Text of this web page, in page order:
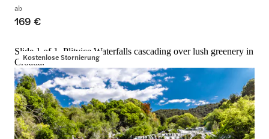
ab
169 €
Kostenlose Stornierung
Slide 1 of 1, Plitvice Waterfalls cascading over lush greenery in
Croatia.